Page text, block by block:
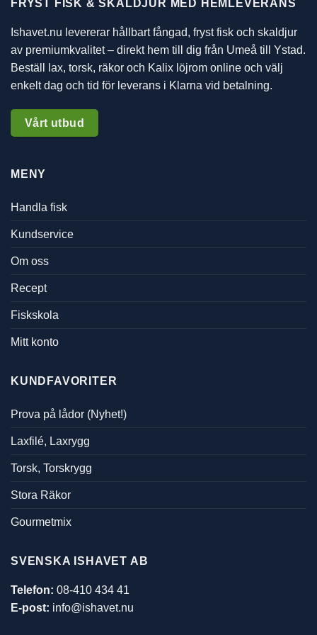
FRYST FISK & SKALDJUR MED HEMLEVERANS
Ishavet.nu levererar hållbart fångad, fryst fisk och skaldjur
av premiumkvalitet – direkt hem till dig från Umeå till Ystad.
Beställ lax, torsk, räkor och Kalix löjrom online och välj
enkelt dag och tid för leverans i Klarna vid betalning.
Vårt utbud
MENY
Handla fisk
Kundservice
Om oss
Recept
Fiskskola
Mitt konto
KUNDFAVORITER
Prova på lådor (Nyhet!)
Laxfilé, Laxrygg
Torsk, Torskrygg
Stora Räkor
Gourmetmix
SVENSKA ISHAVET AB
Telefon: 08-410 434 41
E-post: info@ishavet.nu